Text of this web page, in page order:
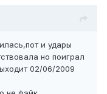
и удары
но поиграл
02/06/2009